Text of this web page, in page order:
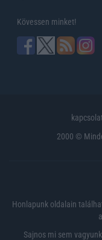
Kövessen minket!
2000 ©
Honlapunk oldalain
Sajnos mi sem